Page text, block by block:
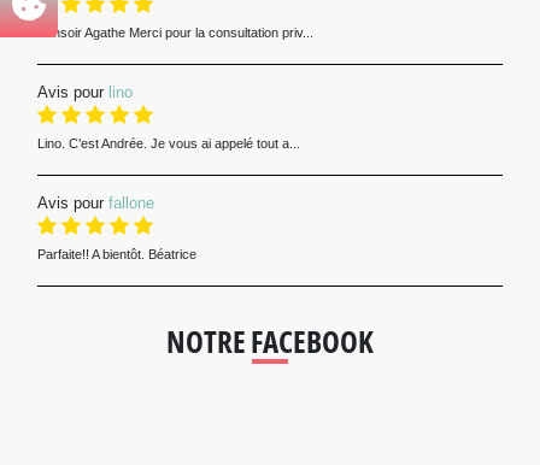
Bonsoir Agathe Merci pour la consultation priv...
Avis pour lino
Lino. C’est Andrée. Je vous ai appelé tout a...
Avis pour fallone
Parfaite!! A bientôt. Béatrice
NOTRE FACEBOOK